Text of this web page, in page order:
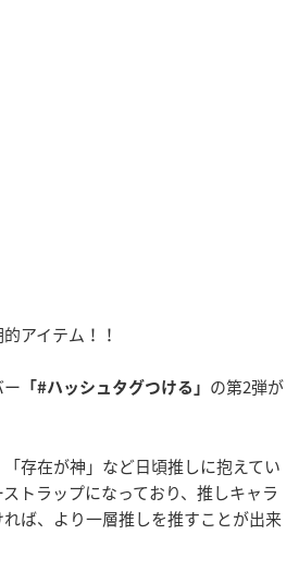
アイテム！！
「#ハッシュタグつける」 の第2弾が
「存在が神」など日頃推しに抱えてい
トラップになっており、推しキャラ
ば、より一層推しを推すことが出来